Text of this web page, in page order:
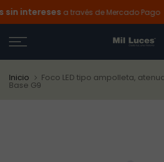
Ir
al
contenido
interesesa través de Mercado Pago
Inicio Foco LED tipo ampolleta,
Base G9